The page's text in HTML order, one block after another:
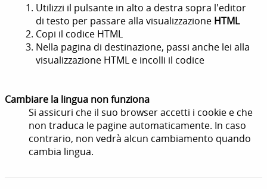
Utilizzi il pulsante in alto a destra sopra l'editor
di testo per passare alla visualizzazione HTML
Copi il codice HTML
Nella pagina di destinazione, passi anche lei alla
visualizzazione HTML e incolli il codice
Cambiare la lingua non funziona
Si assicuri che il suo browser accetti i cookie e che
non traduca le pagine automaticamente. In caso
contrario, non vedrà alcun cambiamento quando
cambia lingua.